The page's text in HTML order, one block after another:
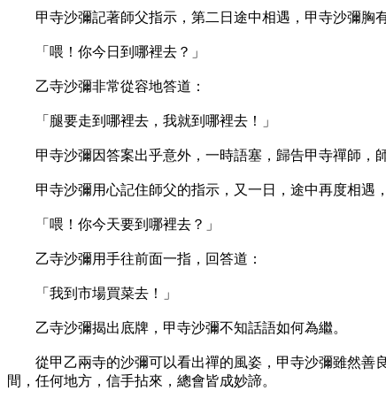
甲寺沙彌記著師父指示，第二日途中相遇，甲寺沙彌胸有
「喂！你今日到哪裡去？」
乙寺沙彌非常從容地答道：
「腿要走到哪裡去，我就到哪裡去！」
甲寺沙彌因答案出乎意外，一時語塞，歸告甲寺禪師，師
甲寺沙彌用心記住師父的指示，又一日，途中再度相遇，
「喂！你今天要到哪裡去？」
乙寺沙彌用手往前面一指，回答道：
「我到市場買菜去！」
乙寺沙彌揭出底牌，甲寺沙彌不知話語如何為繼。
從甲乙兩寺的沙彌可以看出禪的風姿，甲寺沙彌雖然善
間，任何地方，信手拈來，總會皆成妙諦。